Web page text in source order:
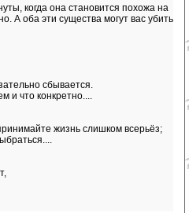
когда она становится похожа на
А оба эти существа могут вас убить
сбывается.
и что конкретно....
жизнь слишком всерьёз;